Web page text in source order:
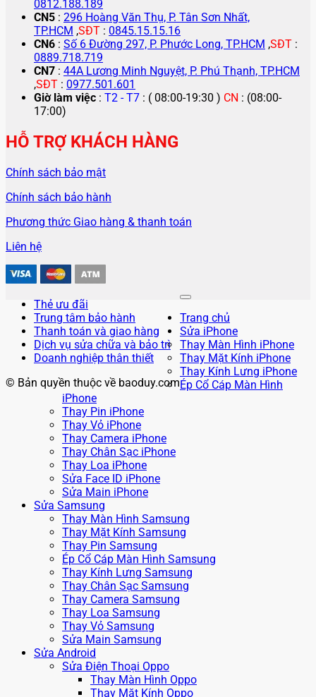
0812.188.189
CN5 : 296 Hoàng Văn Thụ, P. Tân Sơn Nhất,
TP.HCM ,SĐT : 0845.15.15.16
CN6 : Số 6 Đường 297, P. Phước Long, TP.HCM ,SĐT :
0889.718.719
CN7 : 44A Lương Minh Nguyệt, P. Phú Thạnh, TP.HCM
,SĐT : 0977.501.601
Giờ làm việc : T2 - T7 : ( 08:00-19:30 ) CN : (08:00-
17:00)
HỖ TRỢ KHÁCH HÀNG
Chính sách bảo mật
Chính sách bảo hành
Phương thức Giao hàng & thanh toán
Liên hệ
Thẻ ưu đãi
Trung tâm bảo hành
Thanh toán và giao hàng
Dịch vụ sửa chữa và bảo trì
Doanh nghiệp thân thiết
© Bản quyền thuộc về baoduy.com
Trang chủ
Sửa iPhone
Thay Màn Hình iPhone
Thay Mặt Kính iPhone
Thay Kính Lưng iPhone
Ép Cổ Cáp Màn Hình
iPhone
Thay Pin iPhone
Thay Vỏ iPhone
Thay Camera iPhone
Thay Chân Sạc iPhone
Thay Loa iPhone
Sửa Face ID iPhone
Sửa Main iPhone
Sửa Samsung
Thay Màn Hình Samsung
Thay Mặt Kính Samsung
Thay Pin Samsung
Ép Cổ Cáp Màn Hình Samsung
Thay Kính Lưng Samsung
Thay Chân Sạc Samsung
Thay Camera Samsung
Thay Loa Samsung
Thay Vỏ Samsung
Sửa Main Samsung
Sửa Android
Sửa Điện Thoại Oppo
Thay Màn Hình Oppo
Thay Mặt Kính Oppo